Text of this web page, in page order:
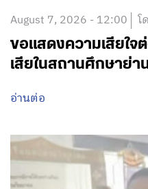
August 7, 2026 - 12:00 โ
ขอแสดงความเสียใ
เสียในสถานศึกษาย่
อ่านต่อ